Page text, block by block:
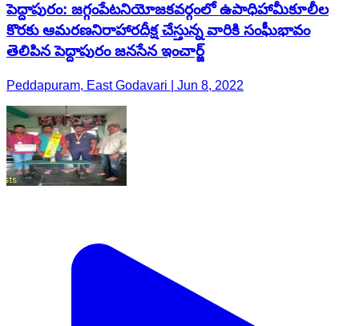
పెద్దాపురం: జగ్గంపేటనియోజకవర్గంలో ఉపాధిహామీకూలీల
కొరకు ఆమరణనిరాహారదీక్ష చేస్తున్న వారికి సంఘీభావం
తెలిపిన పెద్దాపురం జనసేన ఇంచార్జ్
Peddapuram, East Godavari | Jun 8, 2022